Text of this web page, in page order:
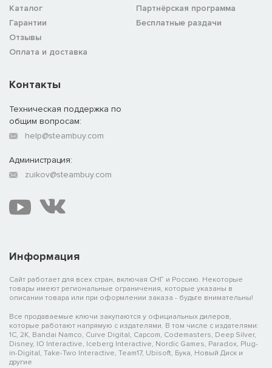
Каталог
Гарантии
Отзывы
Оплата и доставка
Партнёрская программа
Бесплатные раздачи
Информация
Сайт работает для всех стран, включая СНГ и Россию. Некоторые
товары имеют региональные ограничения, которые указаны в
описании товара или при оформлении заказа - будьте внимательны!
Все продаваемые ключи закупаются у официальных дилеров,
которые работают напрямую с издателями. В том числе с издателями:
1C, 2K, Bandai Namco, Curve Digital, Capcom, Codemasters, Deep Silver,
Disney, IO Interactive, Iceberg Interactive, Nordic Games, Paradox, Plug-
in-Digital, Take-Two Interactive, Team17, Ubisoft, Бука, Новый Диск и
другие
Контакты
Техническая поддержка по
общим вопросам:
help@steambuy.com
Администрация:
zuikov@steambuy.com